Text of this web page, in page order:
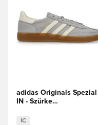
adidas Originals Spezial
IN - Szürke
IC